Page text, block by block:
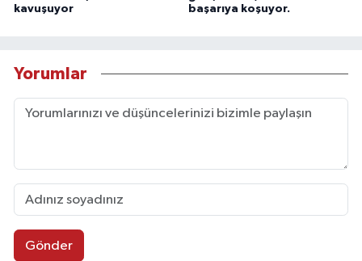
kavuşuyor
başarıya koşuyor.
Yorumlar
Gönder